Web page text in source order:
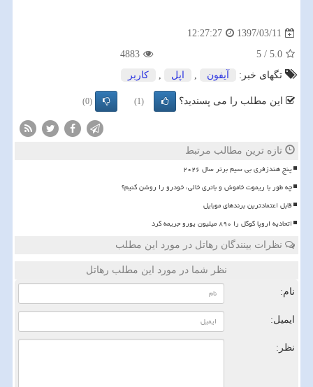
1397/03/11
12:27:27
5.0
/
5
4883
تگهای خبر:
آیفون , اپل , كاربر
این مطلب را می پسندید؟ (1)
(0)
تازه ترین مطالب مرتبط
پنج هندزفری بی سیم برتر سال ۲۰۲۶
چه طور با ریموت خاموش و باتری خالی، خودرو را روشن کنیم؟
قابل اعتمادترین برندهای موبایل
اتحادیه اروپا گوگل را ۸۹۰ میلیون یورو جریمه کرد
نظرات بینندگان رهاتل در مورد این مطلب
نظر شما در مورد این مطلب رهاتل
نام:
ایمیل:
نظر: